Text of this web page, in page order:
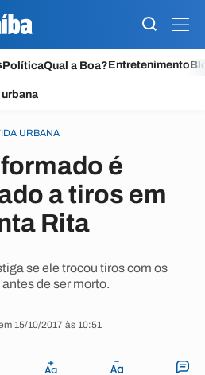
PolíticaQual a Boa?Entretenimento
URBANA
é
a tiros em
Rita
se ele trocou tiros com os
de ser morto.
15/10/2017 às 10:51